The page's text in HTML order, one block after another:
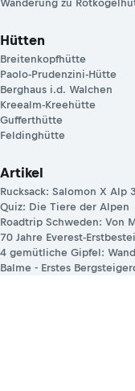
Wanderung zu
Hütten
Breitenkopfhütte
Paolo-Prudenzini-Hütte
Berghaus i.d. Walchen
Kreealm-Kreehütte
Gufferthütte
Feldinghütte
Artikel
Rucksack: Salomon X Alp
Quiz: Die Tiere der Alpen
Roadtrip Schweden: Von
70 Jahre Everest-
4 gemütliche Gipfel:
Balme - Erstes